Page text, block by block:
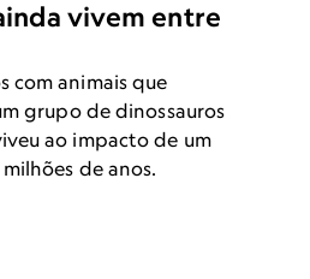
vivem entre
com animais que
grupo de dinossauros
ao impacto de um
de anos.